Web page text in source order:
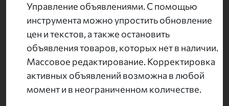
Управление объявлениями. С помощью
инструмента можно упростить обновление
цен и текстов, а также остановить
объявления товаров, которых нет в наличии.
Массовое редактирование. Корректировка
активных объявлений возможна в любой
момент и в неограниченном количестве.